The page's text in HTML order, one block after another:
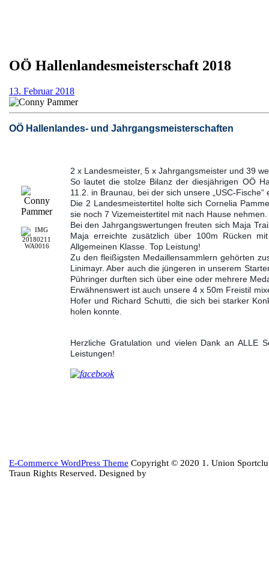
OÖ Hallenlandesmeisterschaft 2018
13. Februar 201813.
Februar
2018
OÖ Hallenlandes- und Jahrgangsmeisterschaften
2 x Landesmeister, 5 x Jahrgangsmeister und 39
So lautet die stolze Bilanz der diesjährigen OÖ
11.2. in Braunau, bei der sich unsere „USC-
Die 2 Landesmeistertitel holte sich Cornelia
sie noch 7 Vizemeistertitel mit nach Hause nehmen.
Bei den Jahrgangswertungen freuten sich Maja
Maja erreichte zusätzlich über 100m Rücken
Allgemeinen Klasse. Top Leistung!
Zu den fleißigsten Medaillensammlern gehörten
Linimayr. Aber auch die jüngeren in unserem
Pühringer durften sich über eine oder mehrere
Erwähnenswert ist auch unsere 4 x 50m Freistil
Hofer und Richard Schutti, die sich bei starker
holen konnte.
Herzliche Gratulation und vielen Dank an ALLE
Leistungen!
to
Top
E-Commerce WordPress Theme Copyright © 2020 1. Union
Traun Rights Reserved. Designed by